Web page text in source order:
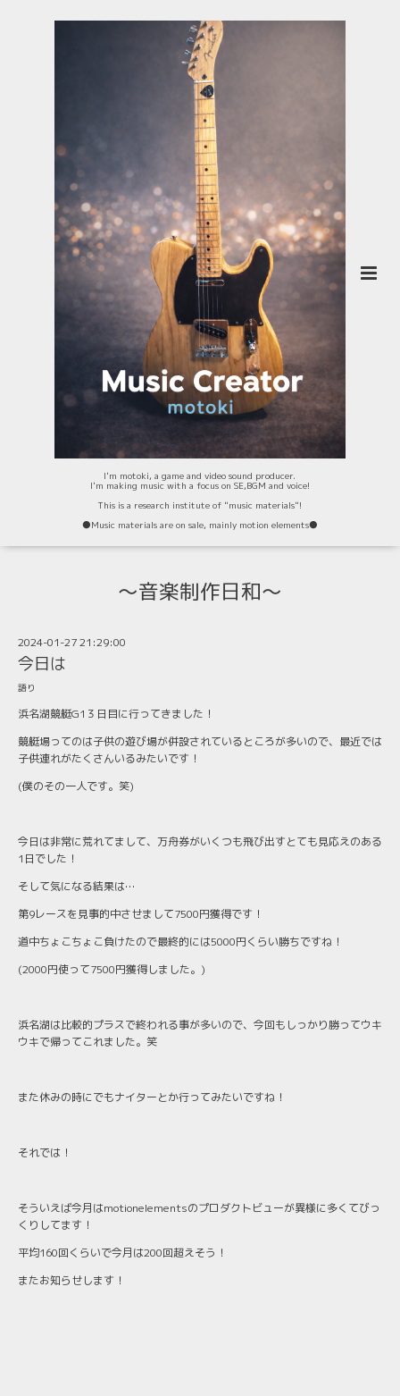
I'm motoki, a game and video sound producer.
I'm making music with a focus on SE,BGM and voice!
This is a research institute of "music materials"!
⚫️Music materials are on sale, mainly motion elements⚫️
〜音楽制作日和〜
2024-01-27 21:29:00
今日は
語り
浜名湖競艇G1３日目に行ってきました！
競艇場ってのは子供の遊び場が併設されているところが多いので、最近では
子供連れがたくさんいるみたいです！
(僕のその一人です。笑)
今日は非常に荒れてまして、万舟券がいくつも飛び出すとても見応えのある
1日でした！
そして気になる結果は…
第9レースを見事的中させまして7500円獲得です！
道中ちょこちょこ負けたので最終的には5000円くらい勝ちですね！
(2000円使って7500円獲得しました。)
浜名湖は比較的プラスで終われる事が多いので、今回もしっかり勝ってウキ
ウキで帰ってこれました。笑
また休みの時にでもナイターとか行ってみたいですね！
それでは！
そういえば今月はmotionelementsのプロダクトビューが異様に多くてびっ
くりしてます！
平均160回くらいで今月は200回超えそう！
またお知らせします！